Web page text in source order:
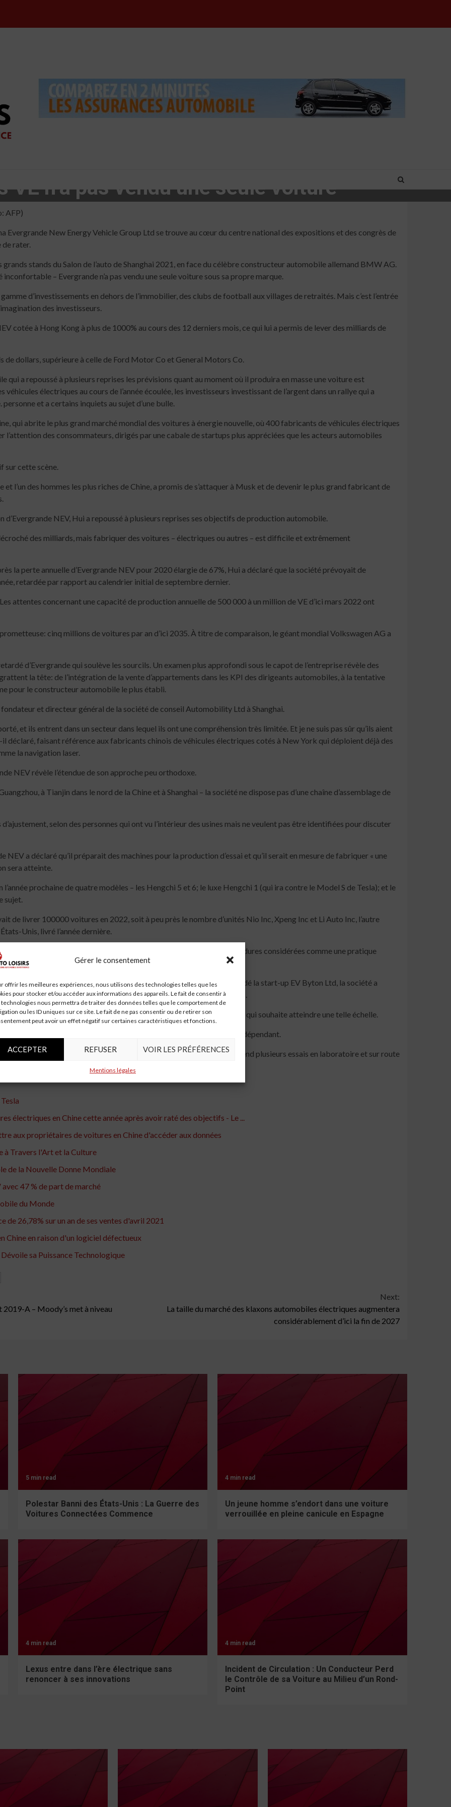
Gérer le consentement
offrir les meilleures expériences, nous utilisons des technologies telles que les
pour stocker et/ou accéder aux informations des appareils. Le fait de consentir à
technologies nous permettra de traiter des données telles que le comportement de
ou les ID uniques sur ce site. Le fait de ne pas consentir ou de retirer son
peut avoir un effet négatif sur certaines caractéristiques et fonctions.
ACCEPTER REFUSER VOIR LES PRÉFÉRENCES
Mentions légales
VE n’a pas vendu une seule voiture
AFP)
Evergrande New Energy Vehicle Group Ltd se trouve au cœur du centre national des expositions et des congrès de
rater.
stands du Salon de l’auto de Shanghai 2021, en face du célèbre constructeur automobile allemand BMW AG.
– Evergrande n’a pas vendu une seule voiture sous sa propre marque.
d’investissements en dehors de l’immobilier, des clubs de football aux villages de retraités. Mais c’est l’entrée
des investisseurs.
cotée à Hong Kong à plus de 1000% au cours des 12 derniers mois, ce qui lui a permis de lever des milliards de
de dollars, supérieure à celle de Ford Motor Co et General Motors Co.
qui a repoussé à plusieurs reprises les prévisions quant au moment où il produira en masse une voiture est
véhicules électriques au cours de l’année écoulée, les investisseurs investissant de l’argent dans un rallye qui a
et a certains inquiets au sujet d’une bulle.
qui abrite le plus grand marché mondial des voitures à énergie nouvelle, où 400 fabricants de véhicules électriques
des consommateurs, dirigés par une cabale de startups plus appréciées que les acteurs automobiles
sur cette scène.
et l’un des hommes les plus riches de Chine, a promis de s’attaquer à Musk et de devenir le plus grand fabricant de
NEV, Hui a repoussé à plusieurs reprises ses objectifs de production automobile.
des milliards, mais fabriquer des voitures – électriques ou autres – est difficile et extrêmement
la perte annuelle d’Evergrande NEV pour 2020 élargie de 67%, Hui a déclaré que la société prévoyait de
retardée par rapport au calendrier initial de septembre dernier.
attentes concernant une capacité de production annuelle de 500 000 à un million de VE d’ici mars 2022 ont
cinq millions de voitures par an d’ici 2035. À titre de comparaison, le géant mondial Volkswagen AG a
d’Evergrande qui soulève les sourcils. Un examen plus approfondi sous le capot de l’entreprise révèle des
la tête: de l’intégration de la vente d’appartements dans les KPI des dirigeants automobiles, à la tentative
pour le constructeur automobile le plus établi.
fondateur et directeur général de la société de conseil Automobility Ltd à Shanghai.
et ils entrent dans un secteur dans lequel ils ont une compréhension très limitée. Et je ne suis pas sûr qu’ils aient
il déclaré, faisant référence aux fabricants chinois de véhicules électriques cotés à New York qui déploient déjà des
la navigation laser.
NEV révèle l’étendue de son approche peu orthodoxe.
à Tianjin dans le nord de la Chine et à Shanghai – la société ne dispose pas d’une chaîne d’assemblage de
selon des personnes qui ont vu l’intérieur des usines mais ne veulent pas être identifiées pour discuter
NEV a déclaré qu’il préparait des machines pour la production d’essai et qu’il serait en mesure de fabriquer « une
sera atteinte.
prochaine de quatre modèles – les Hengchi 5 et 6; le luxe Hengchi 1 (qui ira contre le Model S de Tesla); et le
sujet.
de livrer 100000 voitures en 2022, soit à peu près le nombre d’unités Nio Inc, Xpeng Inc et Li Auto Inc, l’autre
Unis, livré l’année dernière.
Evergrande NEV à se tourner vers l’externalisation et le saut de procédures considérées comme une pratique
la situation.
marqué Daniel Kirchert, un ancien cadre de BMW qui a cofondé la start-up EV Byton Ltd, la société a
voitures à des fournisseurs étrangers, ont déclaré certaines personnes.
et d’ingénierie est une approche inhabituelle pour une entreprise qui souhaite atteindre une telle échelle.
Zhong Shi, un ancien chef de projet automobile devenu analyste indépendant.
développement, la validation et la vérification des produits, qui comprend plusieurs essais en laboratoire et sur route
de réduire cela à moins de trois ans. »
électriques en Chine cette année après avoir raté des objectifs - Le ...
aux propriétaires de voitures en Chine d'accéder aux données
à Travers l'Art et la Culture
de la Nouvelle Donne Mondiale
47 % de part de marché
du Monde
26,78% sur un an de ses ventes d'avril 2021
Chine en raison d'un logiciel défectueux
sa Puissance Technologique
A – Moody’s met à niveau
Next:
La taille du marché des klaxons automobiles électriques augmentera
considérablement d’ici la fin de 2027
5 min read
Polestar Banni des États-Unis : La Guerre des
Voitures Connectées Commence
4 min read
Un jeune homme s’endort dans une voiture
verrouillée en pleine canicule en Espagne
4 min read
Lexus entre dans l’ère électrique sans
renoncer à ses innovations
4 min read
Incident de Circulation : Un Conducteur Perd
le Contrôle de sa Voiture au Milieu d’un Rond-
Point